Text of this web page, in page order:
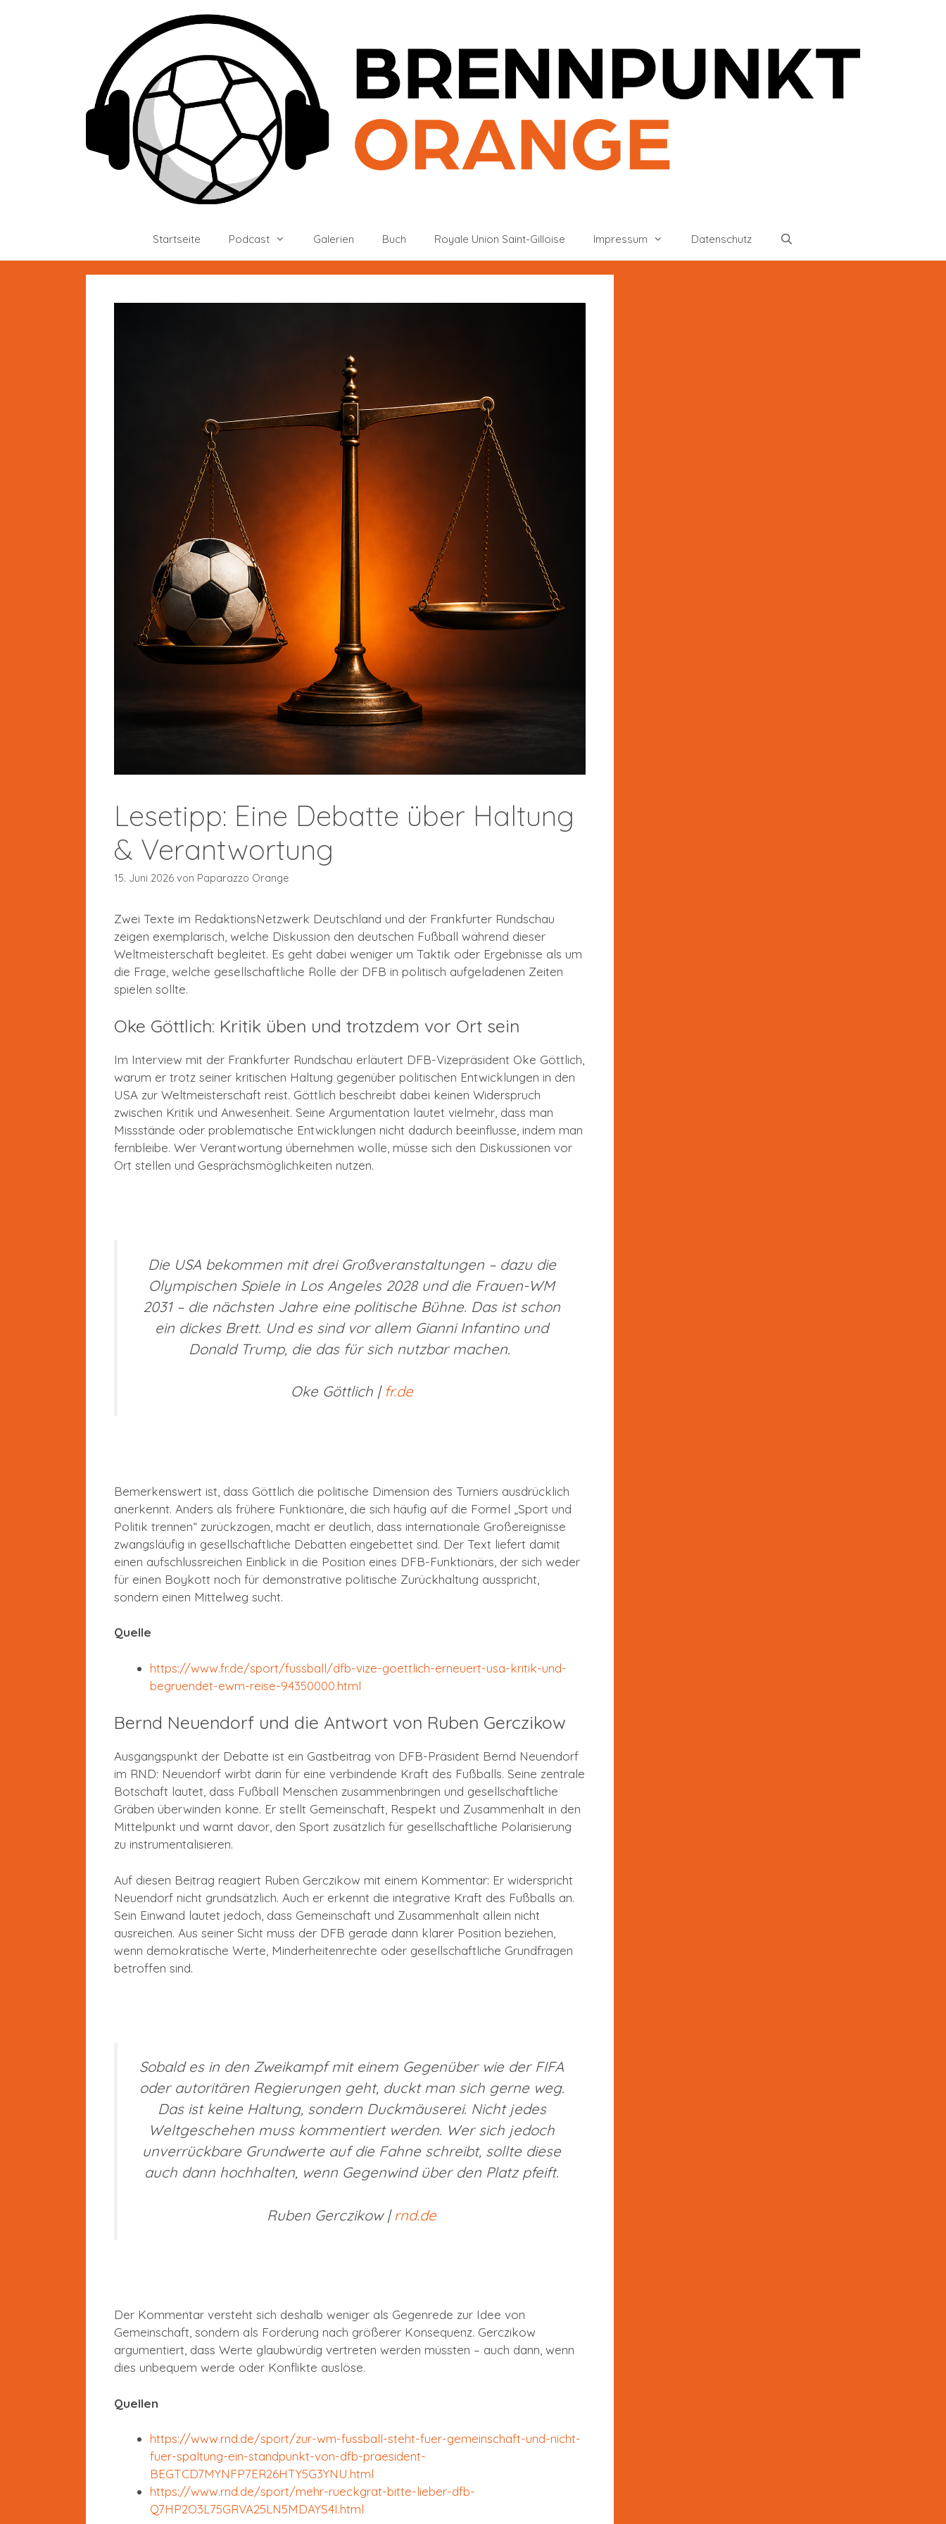
Startseite Podcast Galerien Buch Royale Union Saint-Gilloise Impressum Datenschutz
Lesetipp: Eine Debatte über Haltung
& Verantwortung
15. Juni 2026 von Paparazzo Orange
Zwei Texte im RedaktionsNetzwerk Deutschland und der Frankfurter Rundschau
zeigen exemplarisch, welche Diskussion den deutschen Fußball während dieser
Weltmeisterschaft begleitet. Es geht dabei weniger um Taktik oder Ergebnisse als um
die Frage, welche gesellschaftliche Rolle der DFB in politisch aufgeladenen Zeiten
spielen sollte.
Oke Göttlich: Kritik üben und trotzdem vor Ort sein
Im Interview mit der Frankfurter Rundschau erläutert DFB-Vizepräsident Oke Göttlich,
warum er trotz seiner kritischen Haltung gegenüber politischen Entwicklungen in den
USA zur Weltmeisterschaft reist. Göttlich beschreibt dabei keinen Widerspruch
zwischen Kritik und Anwesenheit. Seine Argumentation lautet vielmehr, dass man
Missstände oder problematische Entwicklungen nicht dadurch beeinflusse, indem man
fernbleibe. Wer Verantwortung übernehmen wolle, müsse sich den Diskussionen vor
Ort stellen und Gesprächsmöglichkeiten nutzen.
Die USA bekommen mit drei Großveranstaltungen – dazu die
Olympischen Spiele in Los Angeles 2028 und die Frauen-WM
2031 – die nächsten Jahre eine politische Bühne. Das ist schon
ein dickes Brett. Und es sind vor allem Gianni Infantino und
Donald Trump, die das für sich nutzbar machen.
Oke Göttlich | fr.de
Bemerkenswert ist, dass Göttlich die politische Dimension des Turniers ausdrücklich
anerkennt. Anders als frühere Funktionäre, die sich häufig auf die Formel „Sport und
Politik trennen“ zurückzogen, macht er deutlich, dass internationale Großereignisse
zwangsläufig in gesellschaftliche Debatten eingebettet sind. Der Text liefert damit
einen aufschlussreichen Einblick in die Position eines DFB-Funktionärs, der sich weder
für einen Boykott noch für demonstrative politische Zurückhaltung ausspricht,
sondern einen Mittelweg sucht.
Quelle
https://www.fr.de/sport/fussball/dfb-vize-goettlich-erneuert-usa-kritik-und-
begruendet-ewm-reise-94350000.html
Bernd Neuendorf und die Antwort von Ruben Gerczikow
Ausgangspunkt der Debatte ist ein Gastbeitrag von DFB-Präsident Bernd Neuendorf
im RND: Neuendorf wirbt darin für eine verbindende Kraft des Fußballs. Seine zentrale
Botschaft lautet, dass Fußball Menschen zusammenbringen und gesellschaftliche
Gräben überwinden könne. Er stellt Gemeinschaft, Respekt und Zusammenhalt in den
Mittelpunkt und warnt davor, den Sport zusätzlich für gesellschaftliche Polarisierung
zu instrumentalisieren.
Auf diesen Beitrag reagiert Ruben Gerczikow mit einem Kommentar: Er widerspricht
Neuendorf nicht grundsätzlich. Auch er erkennt die integrative Kraft des Fußballs an.
Sein Einwand lautet jedoch, dass Gemeinschaft und Zusammenhalt allein nicht
ausreichen. Aus seiner Sicht muss der DFB gerade dann klarer Position beziehen,
wenn demokratische Werte, Minderheitenrechte oder gesellschaftliche Grundfragen
betroffen sind.
Sobald es in den Zweikampf mit einem Gegenüber wie der FIFA
oder autoritären Regierungen geht, duckt man sich gerne weg.
Das ist keine Haltung, sondern Duckmäuserei. Nicht jedes
Weltgeschehen muss kommentiert werden. Wer sich jedoch
unverrückbare Grundwerte auf die Fahne schreibt, sollte diese
auch dann hochhalten, wenn Gegenwind über den Platz pfeift.
Ruben Gerczikow | rnd.de
Der Kommentar versteht sich deshalb weniger als Gegenrede zur Idee von
Gemeinschaft, sondern als Forderung nach größerer Konsequenz. Gerczikow
argumentiert, dass Werte glaubwürdig vertreten werden müssten – auch dann, wenn
dies unbequem werde oder Konflikte auslöse.
Quellen
https://www.rnd.de/sport/zur-wm-fussball-steht-fuer-gemeinschaft-und-nicht-
fuer-spaltung-ein-standpunkt-von-dfb-praesident-
BEGTCD7MYNFP7ER26HTY5G3YNU.html
https://www.rnd.de/sport/mehr-rueckgrat-bitte-lieber-dfb-
Q7HP2O3L75GRVA25LN5MDAYS4I.html